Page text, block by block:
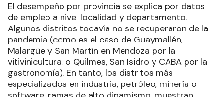
El desempeño por provincia se explica por datos
de empleo a nivel localidad y departamento.
Algunos distritos todavía no se recuperaron de la
pandemia (como es el caso de Guaymallén,
Malargüe y San Martín en Mendoza por la
vitivinicultura, o Quilmes, San Isidro y CABA por la
gastronomía). En tanto, los distritos más
especializados en industria, petróleo, minería o